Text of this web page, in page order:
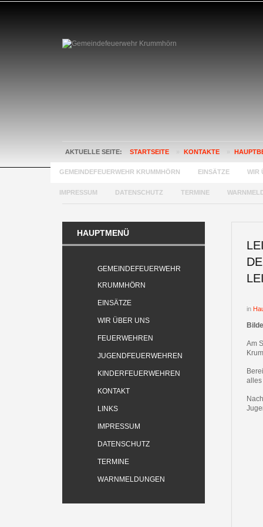
AKTUELLE SEITE: STARTSEITE KONTAKTE
GEMEINDEFEUERWEHR KRUMMHÖRN EINSÄTZE WIR
IMPRESSUM DATENSCHUTZ TERMINE
HAUPTMENÜ
GEMEINDEFEUERWEHR
KRUMMHÖRN
EINSÄTZE
WIR ÜBER UNS
FEUERWEHREN
JUGENDFEUERWEHREN
KINDERFEUERWEHREN
KONTAKT
LINKS
IMPRESSUM
DATENSCHUTZ
TERMINE
WARNMELDUNGEN
in
Am
alles